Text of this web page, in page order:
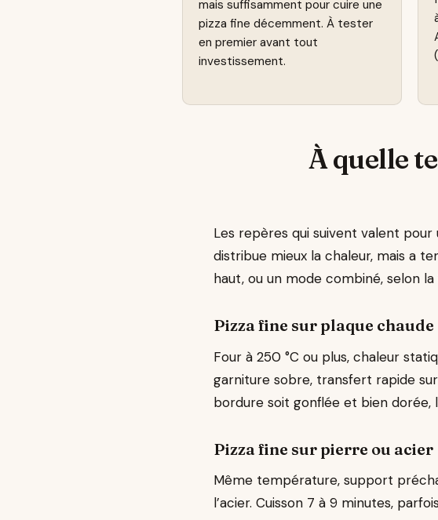
mais suffisamment pour cuire une
pizza fine décemment. À tester
en premier avant tout
investissement.
À quelle
Les repères qui suivent valent
distribue mieux la chaleur, mais a
haut, ou un mode combiné, selon
Pizza fine sur plaque chaude
Four à 250 °C ou plus, chaleur
garniture sobre, transfert rapide sur
bordure soit gonflée et bien dorée,
Pizza fine sur pierre ou acier
Même température, support
l’acier. Cuisson 7 à 9 minutes,